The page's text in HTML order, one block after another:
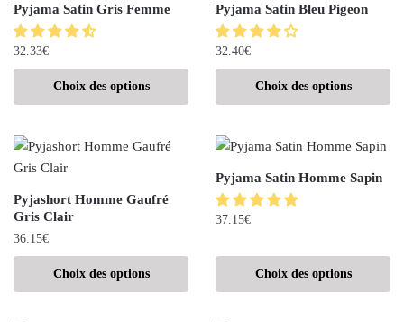
Pyjama Satin Gris Femme
32.33€
Choix des options
Pyjama Satin Bleu Pigeon
32.40€
Choix des options
Pyjashort Homme Gaufré
Gris Clair
36.15€
Choix des options
Pyjama Satin Homme Sapin
37.15€
Choix des options